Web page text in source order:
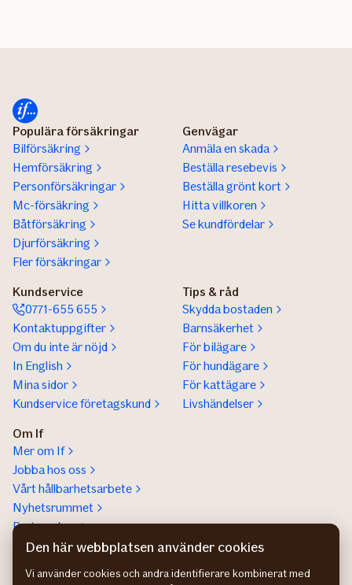
Populära försäkringar
Bilförsäkring
Hemförsäkring
Personförsäkringar
Mc-försäkring
Båtförsäkring
Djurförsäkring
Fler försäkringar
Genvägar
Anmäla en skada
Beställa resebevis
Beställa grönt kort
Hitta villkoren
Se kundfördelar
Kundservice
0771-655 655
Kontaktuppgifter
Om du inte är nöjd
In English
Mina sidor
Kundservice företagskund
Tips & råd
Skydda bostaden
Barnsäkerhet
För bilägare
För hundägare
För kattägare
Livshändelser
Om If
Mer om If
Jobba hos oss
Vårt hållbarhetsarbete
Nyhetsrummet
Partnerskap
Help a lot award
Den här webbplatsen använder cookies
Vi använder cookies och andra identifierare kombinerat med